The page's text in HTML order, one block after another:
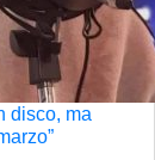
disco, ma